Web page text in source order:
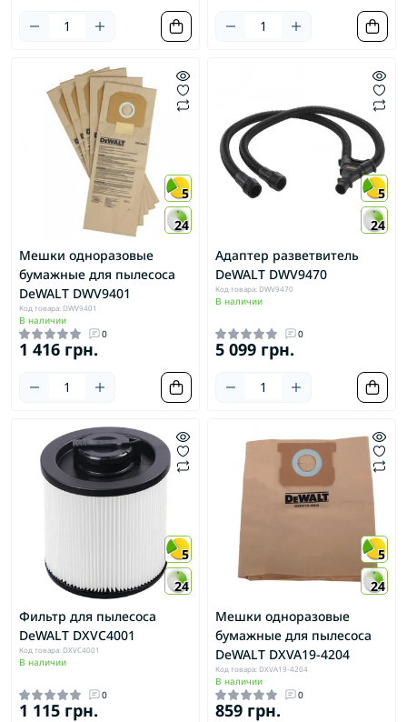
5
24
Мешки одноразовые
бумажные для пылесоса
DeWALT DWV9401
Код товара: DWV9401
В наличии
0
1 416 грн.
5
24
Адаптер разветвитель
DeWALT DWV9470
Код товара: DWV9470
В наличии
0
5 099 грн.
5
24
Фильтр для пылесоса
DeWALT DXVC4001
Код товара: DXVC4001
В наличии
0
1 115 грн.
5
24
Мешки одноразовые
бумажные для пылесоса
DeWALT DXVA19-4204
Код товара: DXVA19-4204
В наличии
0
859 грн.